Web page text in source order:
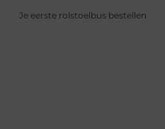
Je eerste rolstoelbus bestellen